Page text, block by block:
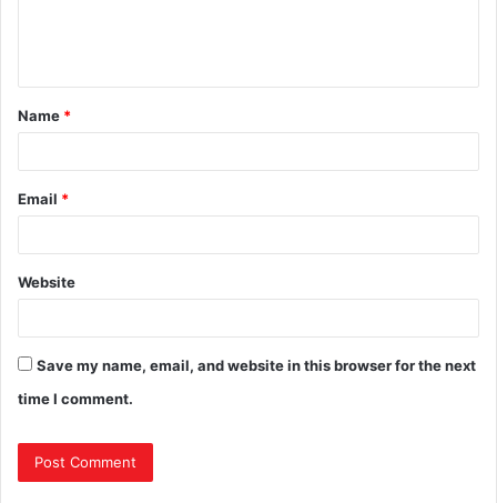
Name *
Email *
Website
Save my name, email, and website in this browser for the next
time I comment.